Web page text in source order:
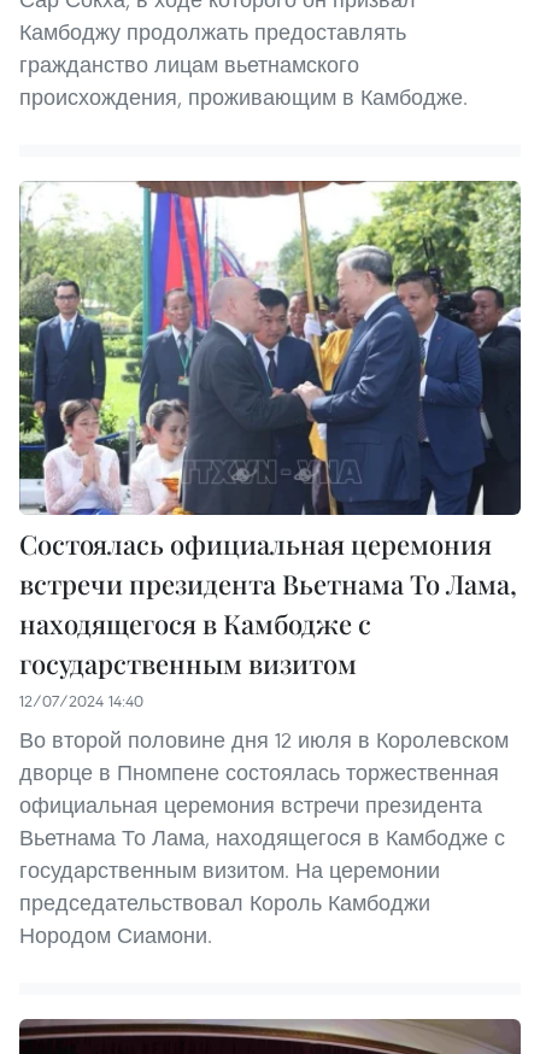
Камбоджу продолжать предоставлять
гражданство лицам вьетнамского
происхождения, проживающим в Камбодже.
Состоялась официальная церемония
встречи президента Вьетнама То Лама,
находящегося в Камбодже с
государственным визитом
12/07/2024 14:40
Во второй половине дня 12 июля в Королевском
дворце в Пномпене состоялась торжественная
официальная церемония встречи президента
Вьетнама То Лама, находящегося в Камбодже с
государственным визитом. На церемонии
председательствовал Король Камбоджи
Нородом Сиамони.